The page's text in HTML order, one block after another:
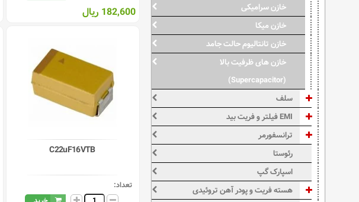
182,600 ریال
C22uF16VTB
تعداد:
خازن سرامیکی
خازن میکا
خازن تانتالیوم حالت جامد
خازن های ظرفیت بالا
(Supercapacitor)
سلف
EMI فیلتر و فریت بید
ترانسفورمر
رئوستا
اسپارک گپ
هسته فریت و پودر آهن تروئیدی